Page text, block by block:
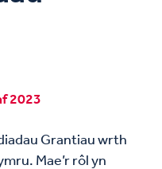
2023
Grantiau wrth
Mae’r rôl yn